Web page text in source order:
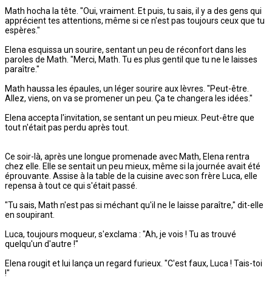
Math hocha la tête. "Oui, vraiment. Et puis, tu sais, il y a des gens qui
apprécient tes attentions, même si ce n'est pas toujours ceux que tu
espères."
Elena esquissa un sourire, sentant un peu de réconfort dans les
paroles de Math. "Merci, Math. Tu es plus gentil que tu ne le laisses
paraître."
Math haussa les épaules, un léger sourire aux lèvres. "Peut-être.
Allez, viens, on va se promener un peu. Ça te changera les idées."
Elena accepta l'invitation, se sentant un peu mieux. Peut-être que
tout n'était pas perdu après tout.
Ce soir-là, après une longue promenade avec Math, Elena rentra
chez elle. Elle se sentait un peu mieux, même si la journée avait été
éprouvante. Assise à la table de la cuisine avec son frère Luca, elle
repensa à tout ce qui s'était passé.
"Tu sais, Math n'est pas si méchant qu'il ne le laisse paraître," dit-elle
en soupirant.
Luca, toujours moqueur, s'exclama : "Ah, je vois ! Tu as trouvé
quelqu'un d'autre !"
Elena rougit et lui lança un regard furieux. "C'est faux, Luca ! Tais-toi
!"